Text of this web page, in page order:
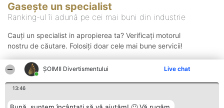
ŞOIMII Divertismentului Live chat
13:46
Gasește un specialist
Ranking-ul îi adună pe cei mai buni din industrie
Cauți un specialist in apropierea ta? Verificați motorul
nostru de căutare. Folosiți doar cele mai bune servicii!